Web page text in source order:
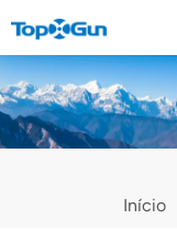
Início